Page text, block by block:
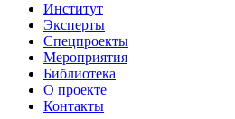
Институт
Эксперты
Спецпроекты
Мероприятия
Библиотека
О проекте
Контакты